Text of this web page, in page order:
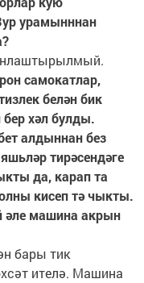
урамынннан
самокатлар,
белән бик
бер хәл булды.
алдыннан без
тирәсендәге
да, карап та
кисеп тә чыкты.
әле машина акрын
бары тик
ителә. Машина